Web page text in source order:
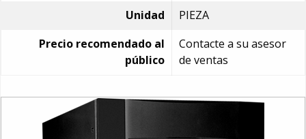
Unidad
PIEZA
Precio recomendado al
público
Contacte a su asesor
de ventas